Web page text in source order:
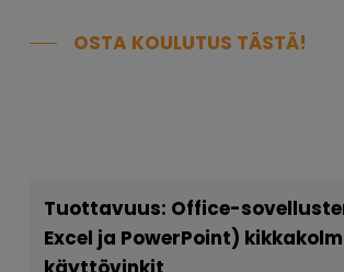
OSTA KOULUTUS TÄSTÄ!
Tuottavuus: Office-
Excel ja PowerPoint)